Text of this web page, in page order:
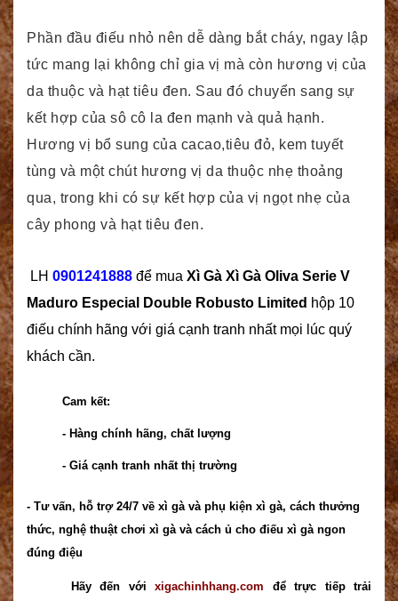
Phần đầu điếu nhỏ nên dễ dàng bắt cháy, ngay lập
tức mang lại không chỉ gia vị mà còn hương vị của
da thuộc và hạt tiêu đen. Sau đó chuyển sang sự
kết hợp của sô cô la đen mạnh và quả hạnh.
Hương vị bổ sung của cacao,tiêu đỏ, kem tuyết
tùng và một chút hương vị da thuộc nhẹ thoảng
qua, trong khi có sự kết hợp của vị ngọt nhẹ của
cây phong và hạt tiêu đen.
LH 0901241888 để mua Xì Gà Xì Gà Oliva Serie V
Maduro Especial Double Robusto Limited hộp 10
điếu chính hãng với giá cạnh tranh nhất mọi lúc quý
khách cần.
Cam kết:
- Hàng chính hãng, chất lượng
- Giá cạnh tranh nhất thị trường
- Tư vấn, hỗ trợ 24/7 về xì gà và phụ kiện xì gà, cách thưởng
thức, nghệ thuật chơi xì gà và cách ủ cho điếu xì gà ngon
đúng điệu
Hãy đến với xigachinhhang.com để trực tiếp trải